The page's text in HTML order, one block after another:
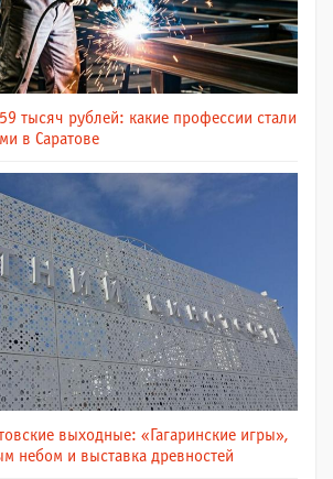
тысяч рублей: какие профессии стали
в Саратове
выходные: «Гагаринские игры»,
небом и выставка древностей